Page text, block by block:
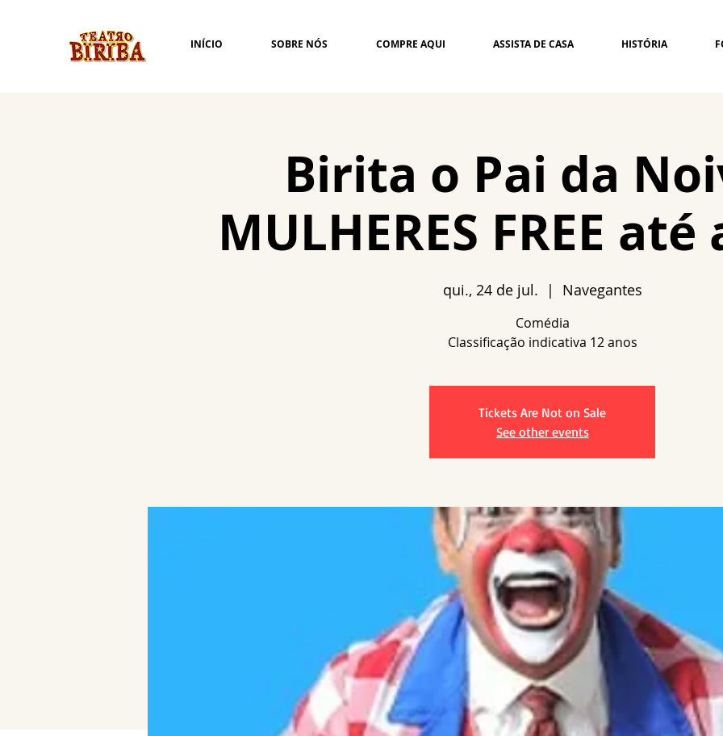
INÍCIO SOBRE NÓS COMPRE AQUI ASSISTA DE CASA HISTÓRIA
Birita o Pai da
MULHERES FREE até
qui., 24 de jul.
  |
Navegantes
Comédia
Tickets Are Not on Sale
See other events